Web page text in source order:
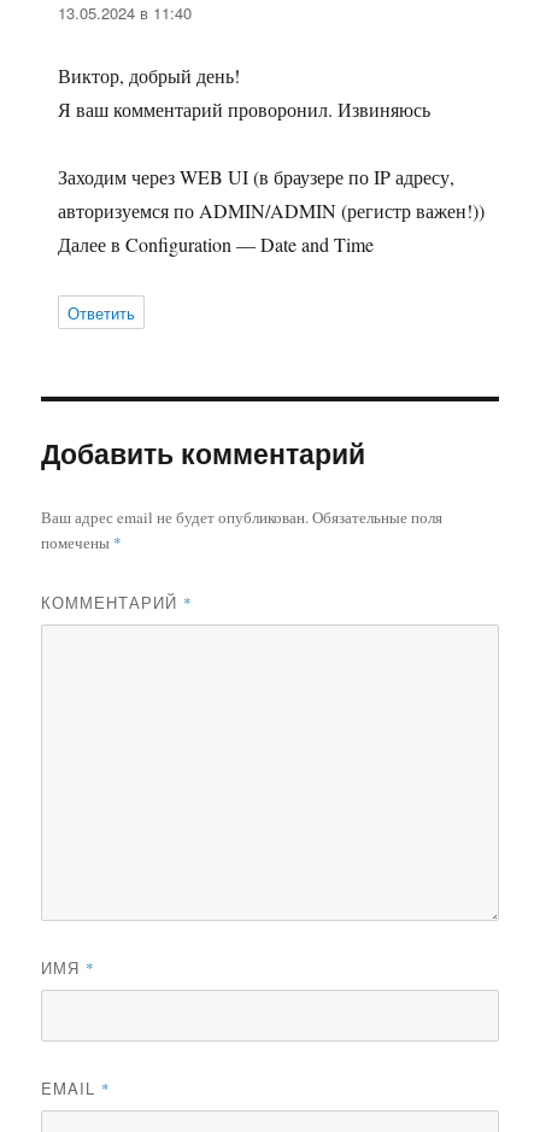
13.05.2024 в 11:40
Виктор, добрый день!
Я ваш комментарий проворонил. Извиняюсь
Заходим через WEB UI (в браузере по IP адресу,
авторизуемся по ADMIN/ADMIN (регистр важен!))
Далее в Configuration — Date and Time
Ответить
Добавить комментарий
Ваш адрес email не будет опубликован.Обязательные поля
помечены *
КОММЕНТАРИЙ *
ИМЯ *
EMAIL *